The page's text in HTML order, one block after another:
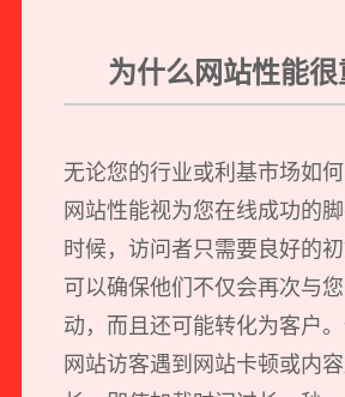
为什么网站性能很
无论您的行业或利基市场如
网站性能视为您在线成功的
时候，访问者只需要良好的
可以确保他们不仅会再次与
动，而且还可能转化为客户
网站访客遇到网站卡顿或内